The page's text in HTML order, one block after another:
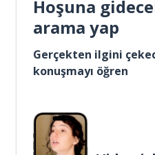
Hoşuna
arama yap
Gerçekten ilgini
konuşmayı öğren